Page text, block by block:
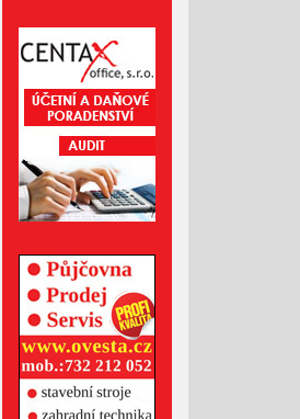
Prosinec 2021
Listopad 2021
Říjen 2021
Září 2021
Srpen 2021
Červenec 2021
Květen 2021
Duben 2021
Březen 2021
Únor 2021
Leden 2021